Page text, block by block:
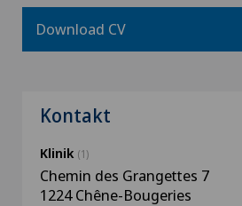
Download CV
Kontakt
Klinik (1)
Chemin des Grangettes 7
1224 Chêne-Bougeries